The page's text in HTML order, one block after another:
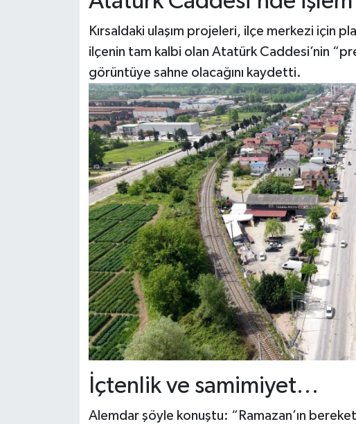
Kırsaldaki ulaşım projeleri, ilçe merkezi için
ilçenin tam kalbi olan Atatürk Caddesi’nin
görüntüye sahne olacağını kaydetti.
İçtenlik ve samimiyet…
Alemdar şöyle konuştu: “Ramazan’ın